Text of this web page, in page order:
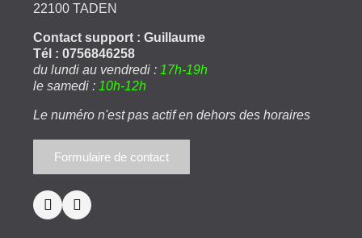
22100 TADEN
Contact support : Guillaume
Tél : 0756846258
du lundi au vendredi : 17h-19h
le samedi : 10h-12h
Le numéro n'est pas actif en dehors des horaires
Formulaire de contact